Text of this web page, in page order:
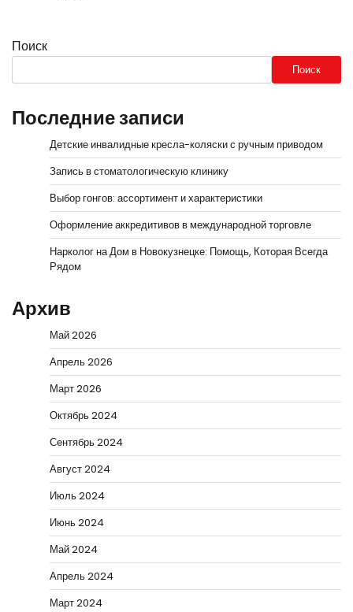
Поиск
Поиск
Последние записи
Детские инвалидные кресла-коляски с ручным приводом
Запись в стоматологическую клинику
Выбор гонгов: ассортимент и характеристики
Оформление аккредитивов в международной торговле
Нарколог на Дом в Новокузнецке: Помощь, Которая Всегда
Рядом
Архив
Май 2026
Апрель 2026
Март 2026
Октябрь 2024
Сентябрь 2024
Август 2024
Июль 2024
Июнь 2024
Май 2024
Апрель 2024
Март 2024